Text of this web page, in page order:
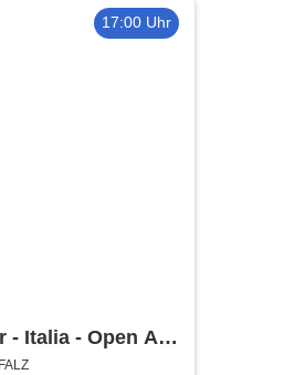
17:00 Uhr
- Italia - Open Air